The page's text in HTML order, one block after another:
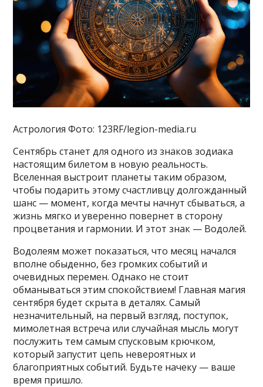
Астрология Фото: 123RF/legion-media.ru
Сентябрь станет для одного из знаков зодиака
настоящим билетом в новую реальность.
Вселенная выстроит планеты таким образом,
чтобы подарить этому счастливцу долгожданный
шанс — момент, когда мечты начнут сбываться, а
жизнь мягко и уверенно повернет в сторону
процветания и гармонии. И этот знак — Водолей.
Водолеям может показаться, что месяц начался
вполне обыденно, без громких событий и
очевидных перемен. Однако не стоит
обманываться этим спокойствием! Главная магия
сентября будет скрыта в деталях. Самый
незначительный, на первый взгляд, поступок,
мимолетная встреча или случайная мысль могут
послужить тем самым спусковым крючком,
который запустит цепь невероятных и
благоприятных событий. Будьте начеку — ваше
время пришло.